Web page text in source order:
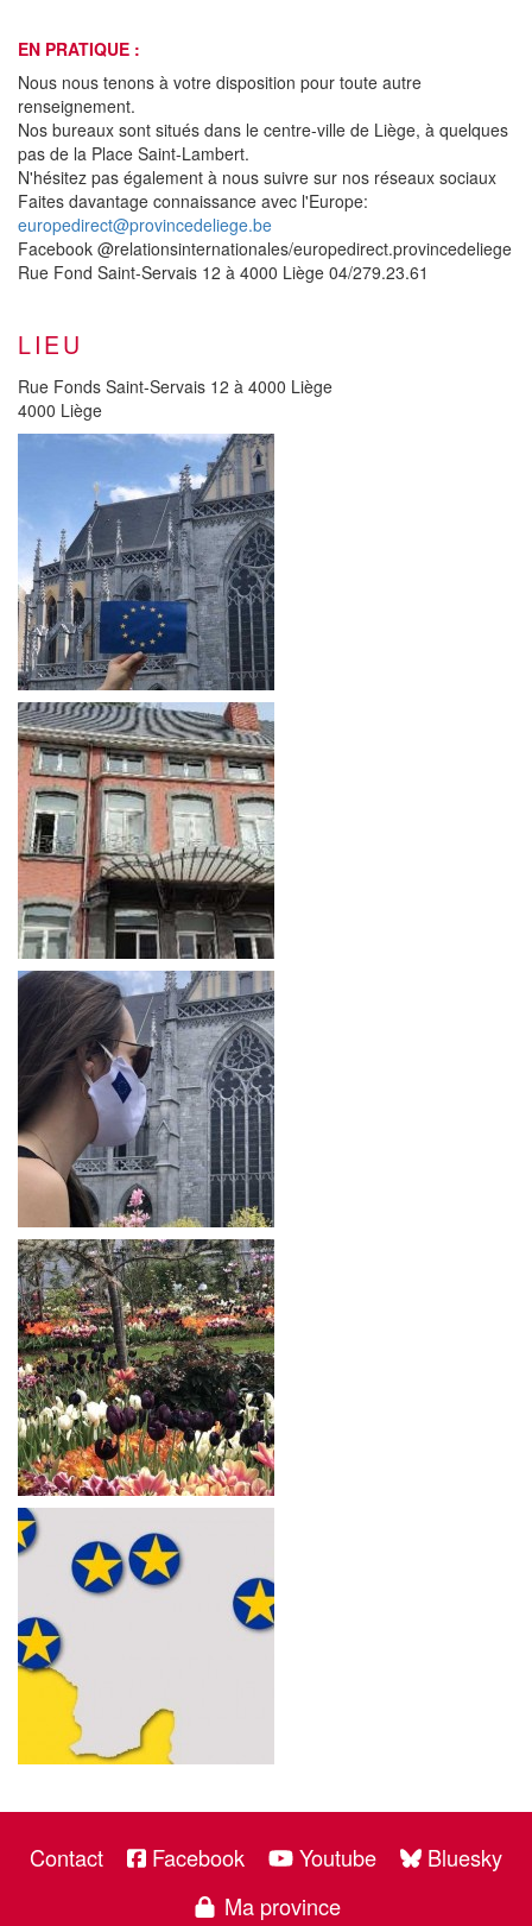
EN PRATIQUE :
Nous nous tenons à votre disposition pour toute autre
renseignement.
Nos bureaux sont situés dans le centre-ville de Liège, à quelques
pas de la Place Saint-Lambert.
N'hésitez pas également à nous suivre sur nos réseaux sociaux
Faites davantage connaissance avec l'Europe:
europedirect@provincedeliege.be
Facebook @relationsinternationales/europedirect.provincedeliege
Rue Fond Saint-Servais 12 à 4000 Liège 04/279.23.61
LIEU
Rue Fonds Saint-Servais 12 à 4000 Liège
4000 Liège
Contact Facebook Youtube
Bluesky
Ma province